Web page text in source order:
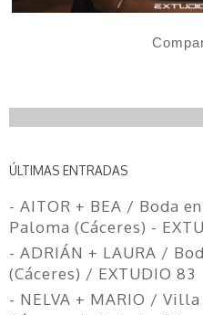
ÚLTIMAS ENTRADAS
- AITOR + BEA / Boda
Paloma (Cáceres) -
- ADRIÁN + LAURA /
(Cáceres) / EXTUDIO 83
- NELVA + MARIO /